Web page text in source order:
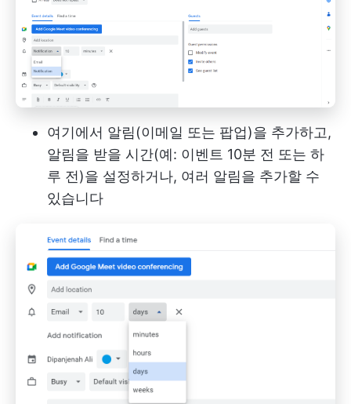
여기에서 알림(이메일 또는 팝업)을 추가하고,
알림을 받을 시간(예: 이벤트 10분 전 또는 하
루 전)을 설정하거나, 여러 알림을 추가할 수
있습니다